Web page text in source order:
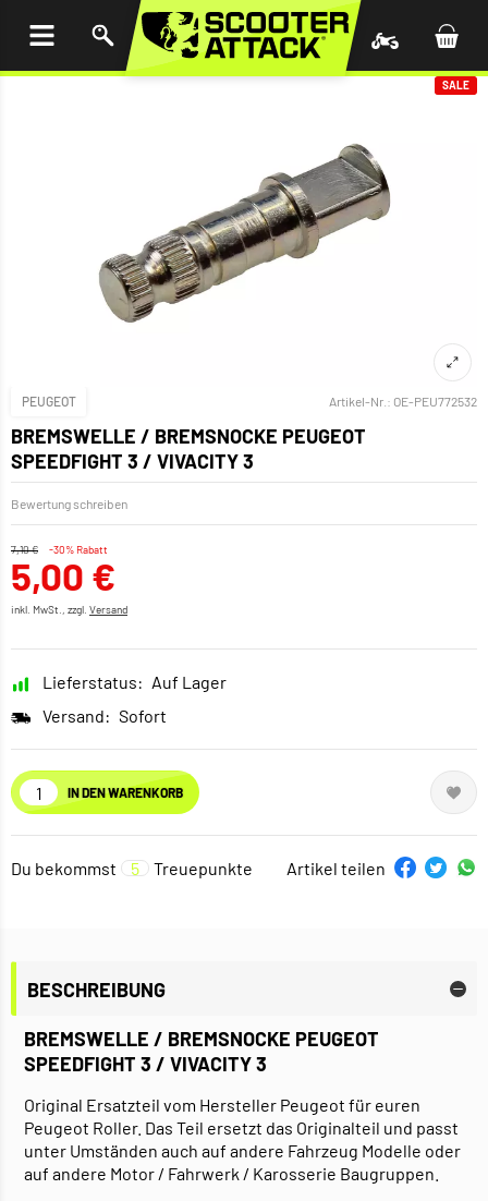
SALE
PEUGEOT Artikel-Nr.: OE-PEU772532
BREMSWELLE / BREMSNOCKE PEUGEOT
SPEEDFIGHT 3 / VIVACITY 3
Bewertung schreiben
7,10 € -30% Rabatt
5,00 €
inkl. MwSt., zzgl. Versand
Lieferstatus: Auf Lager
Versand: Sofort
IN DEN WARENKORB
Du bekommst 5 Treuepunkte Artikel teilen
BESCHREIBUNG
BREMSWELLE / BREMSNOCKE PEUGEOT
SPEEDFIGHT 3 / VIVACITY 3
Original Ersatzteil vom Hersteller Peugeot für euren
Peugeot Roller. Das Teil ersetzt das Originalteil und passt
unter Umständen auch auf andere Fahrzeug Modelle oder
auf andere Motor / Fahrwerk / Karosserie Baugruppen.